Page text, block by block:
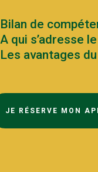
Bilan de
A qui s’adresse
Les avantages
JE RÉSERVE MON